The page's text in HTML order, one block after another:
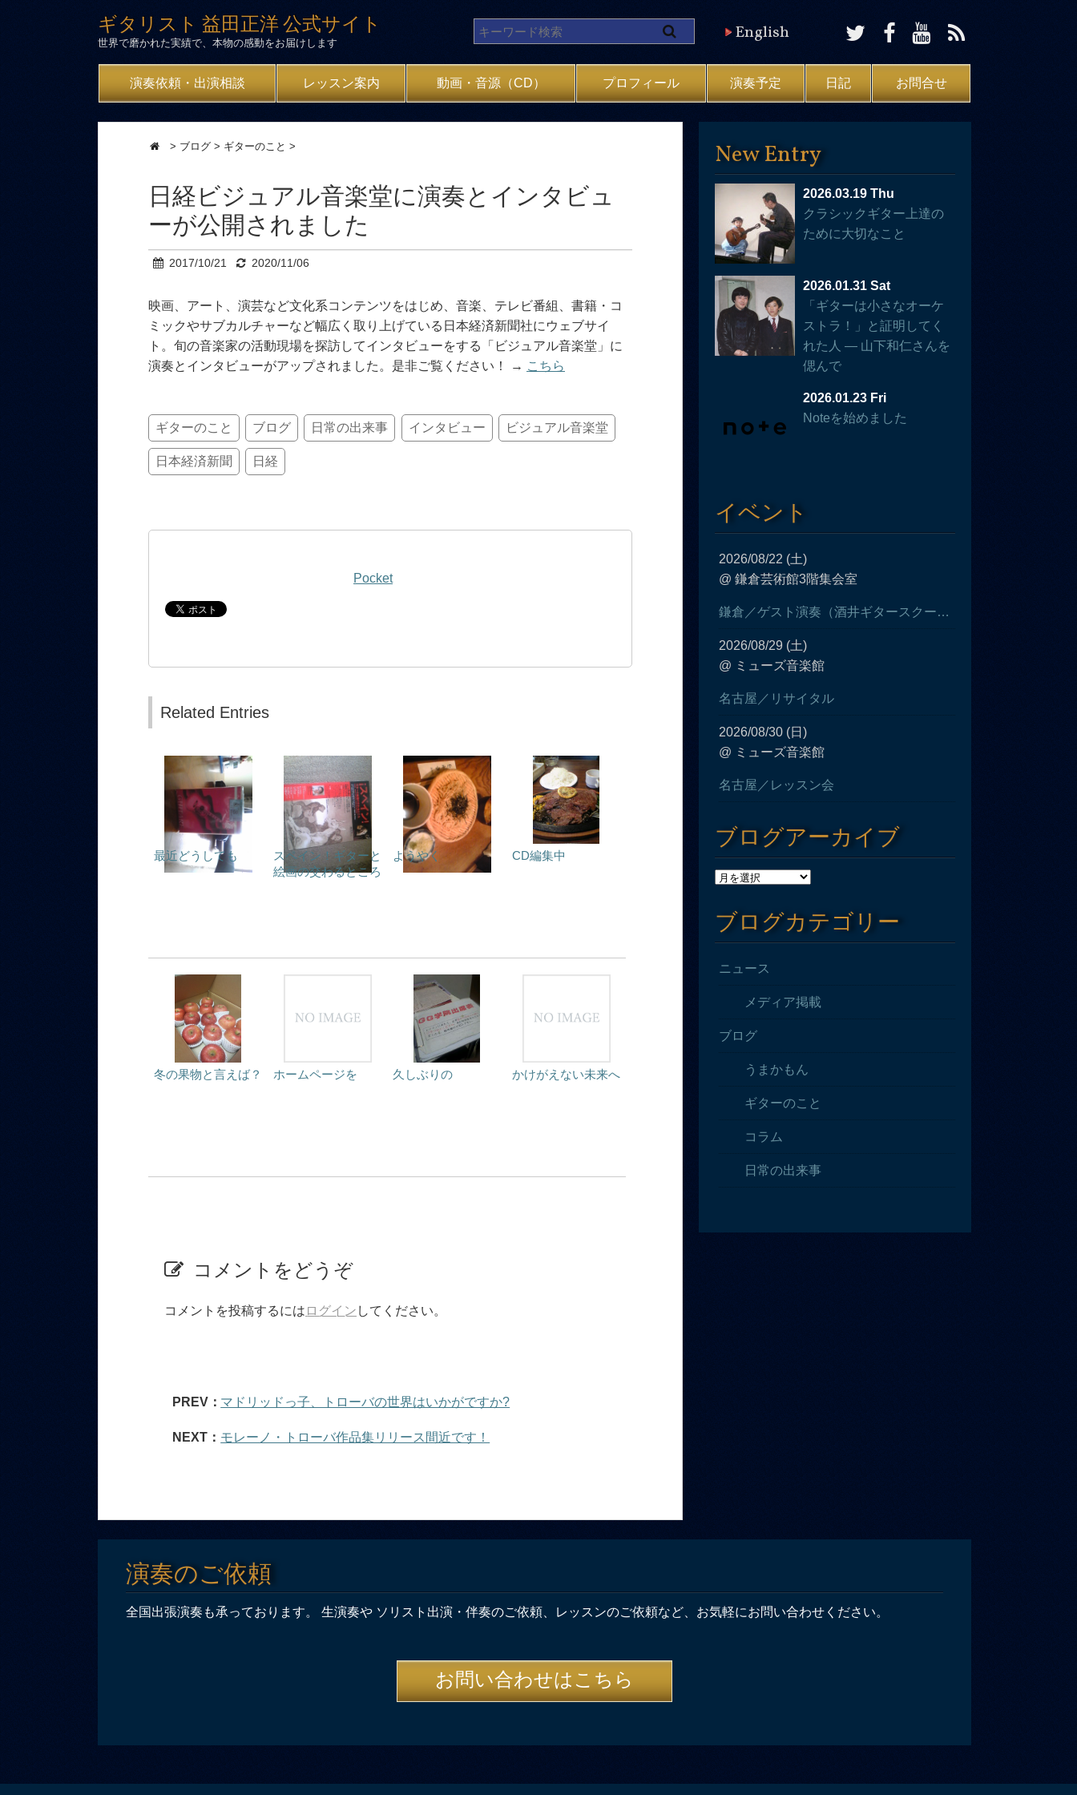
ギタリスト 益田正洋 公式サイト
世界で磨かれた実績で、本物の感動をお届けします English
演奏依頼・出演相談 レッスン案内 動画・音源（CD） プロフィール 演奏予定 日記 お問合せ
> ブログ > ギターのこと >
日経ビジュアル音楽堂に演奏とインタビュ
ーが公開されました
2017/10/21 2020/11/06
映画、アート、演芸など文化系コンテンツをはじめ、音楽、テレビ番組、書籍・コ
ミックやサブカルチャーなど幅広く取り上げている日本経済新聞社にウェブサイ
ト。旬の音楽家の活動現場を探訪してインタビューをする「ビジュアル音楽堂」に
演奏とインタビューがアップされました。是非ご覧ください！ → こちら
ギターのこと ブログ 日常の出来事 インタビュー ビジュアル音楽堂
日本経済新聞 日経
Pocket
Related Entries
最近どうしても
スペイン！ギターと
絵画の交わるところ
ようやく CD編集中
冬の果物と言えば？ ホームページを 久しぶりの かけがえない未来へ
コメントをどうぞ
コメントを投稿するには ログイン してください。
PREV：マドリッドっ子、トローバの世界はいかがですか?
NEXT： モレーノ・トローバ作品集リリース間近です！
New Entry
2026.03.19 Thu
クラシックギター上達の
ために大切なこと
2026.01.31 Sat
「ギターは小さなオーケ
ストラ！」と証明してく
れた人 — 山下和仁さんを
偲んで
2026.01.23 Fri
Noteを始めました
イベント
2026/08/22 (土)
@ 鎌倉芸術館3階集会室
鎌倉／ゲスト演奏（酒井ギタースクール発表会）
2026/08/29 (土)
@ ミューズ音楽館
名古屋／リサイタル
2026/08/30 (日)
@ ミューズ音楽館
名古屋／レッスン会
ブログアーカイブ
ブログカテゴリー
ニュース
メディア掲載
ブログ
うまかもん
ギターのこと
コラム
日常の出来事
演奏のご依頼
全国出張演奏も承っております。 生演奏や ソリスト出演・伴奏のご依頼、レッスンのご依頼など、お気軽にお問い合わせください。
お問い合わせはこちら